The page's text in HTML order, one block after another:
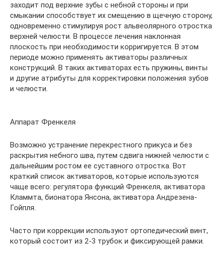
заходит под верхние зубы с небной стороны и при
смыкании способствует их смещению в щечную сторону,
одновременно стимулируя рост альвеолярного отростка
верхней челюсти. В процессе лечения наклонная
плоскость при необходимости корригируется. В этом
периоде можно применять активаторы различных
конструкций. В таких активаторах есть пружины, винты
и другие атрибуты для корректировки положения зубов
и челюсти.
Аппарат Френкеля
Возможно устранение перекрестного прикуса и без
раскрытия небного шва, путем сдвига нижней челюсти с
дальнейшим ростом ее суставного отростка. Вот
краткий список активаторов, которые используются
чаще всего: регулятора функций Френкеля, активатора
Кламмта, бионатора Янсона, активатора Андрезена-
Гойпля.
Часто при коррекции используют ортопедический винт,
который состоит из 2-3 трубок и фиксирующей рамки.